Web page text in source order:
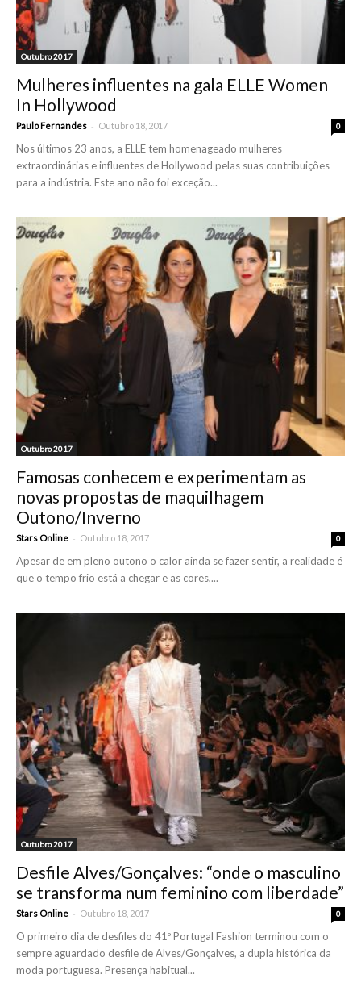
Outubro 2017
Mulheres influentes na gala ELLE Women
In Hollywood
Paulo Fernandes - Outubro 18, 2017 0
Nos últimos 23 anos, a ELLE tem homenageado mulheres
extraordinárias e influentes de Hollywood pelas suas contribuições
para a indústria. Este ano não foi exceção...
Outubro 2017
Famosas conhecem e experimentam as
novas propostas de maquilhagem
Outono/Inverno
Stars Online - Outubro 18, 2017 0
Apesar de em pleno outono o calor ainda se fazer sentir, a realidade é
que o tempo frio está a chegar e as cores,...
Outubro 2017
Desfile Alves/Gonçalves: “onde o masculino
se transforma num feminino com liberdade”
Stars Online - Outubro 18, 2017 0
O primeiro dia de desfiles do 41º Portugal Fashion terminou com o
sempre aguardado desfile de Alves/Gonçalves, a dupla histórica da
moda portuguesa. Presença habitual...